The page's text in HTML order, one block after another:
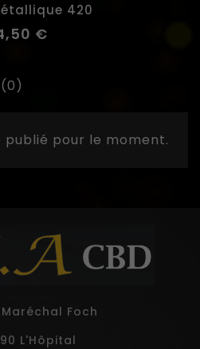
420
€
publié pour le moment.
Foch
L'Hôpital